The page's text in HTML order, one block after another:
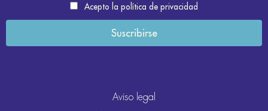
Acepto la política de privacidad
Aviso legal